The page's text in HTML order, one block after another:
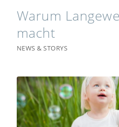
Warum
macht
NEWS & STORYS